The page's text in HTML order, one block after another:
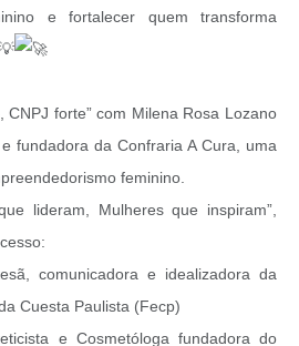
e fortalecer quem transforma
CNPJ forte” com Milena Rosa Lozano
fundadora da Confraria A Cura, uma
feminino.
lideram, Mulheres que inspiram”,
comunicadora e idealizadora da
Cuesta Paulista (Fecp)
e Cosmetóloga fundadora do